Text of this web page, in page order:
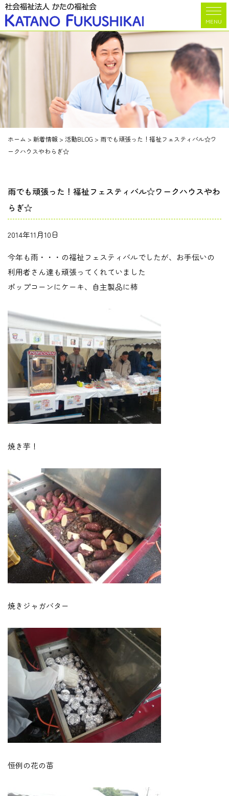
MENU
ホーム > 新着情報 > 活動BLOG > 雨でも頑張った！福祉フェスティバル☆ワ
ークハウスやわらぎ☆
雨でも頑張った！福祉フェスティバル☆ワークハウスやわ
らぎ☆
2014年11月10日
今年も雨・・・の福祉フェスティバルでしたが、お手伝いの
利用者さん達も頑張ってくれていました
ポップコーンにケーキ、自主製品に柿
焼き芋！
焼きジャガバター
恒例の花の苗